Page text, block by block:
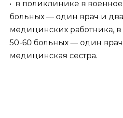
• в поликлинике в
больных — один врач и
медицинских работника,
50-60 больных — один
медицинская сестра.